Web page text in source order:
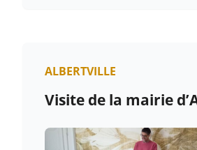
ALBERTVILLE
Visite de la mairie